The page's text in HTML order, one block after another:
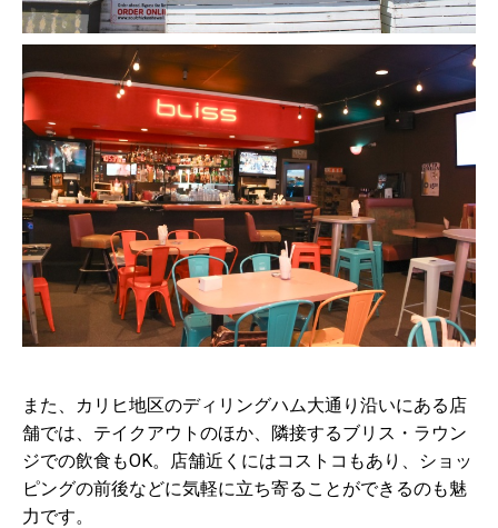
また、カリヒ地区のディリングハム大通り沿いにある店
舗では、テイクアウトのほか、隣接するブリス・ラウン
ジでの飲食もOK。店舗近くにはコストコもあり、ショッ
ピングの前後などに気軽に立ち寄ることができるのも魅
力です。